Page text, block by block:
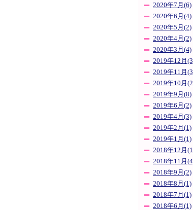
2020年7月(6)
2020年6月(4)
2020年5月(2)
2020年4月(2)
2020年3月(4)
2019年12月
2019年11月
2019年10月
2019年9月(8)
2019年6月(2)
2019年4月(3)
2019年2月(1)
2019年1月(1)
2018年12月
2018年11月
2018年9月(2)
2018年8月(1)
2018年7月(1)
2018年6月(1)